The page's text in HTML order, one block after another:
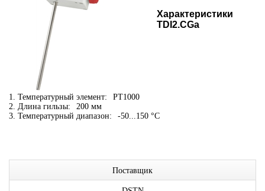
Характеристики
TDI2.CGa
1. Температурный элемент:
PT1000
2. Длина гильзы:
200 мм
3. Температурный диапазон:
-50...150 °C
Поставщик